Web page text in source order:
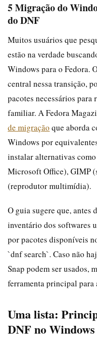
5 Migração do
do DNF
Muitos usuários que
estão na verdade
Windows para o Fedora.
central nessa transição,
pacotes necessários
familiar. A Fedora
de migração que aborda
Windows por
instalar alternativas
Microsoft Office), GIMP
(reprodutor multimídia).
O guia sugere que, antes
inventário dos softwares
por pacotes disponíveis
`dnf search`. Caso não
Snap podem ser usados,
ferramenta principal para
Uma lista:
DNF no